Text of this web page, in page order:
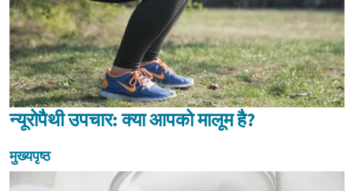
न्यूरोपैथी उपचार: क्या आपको मालूम है?
मुख्यपृष्ठ